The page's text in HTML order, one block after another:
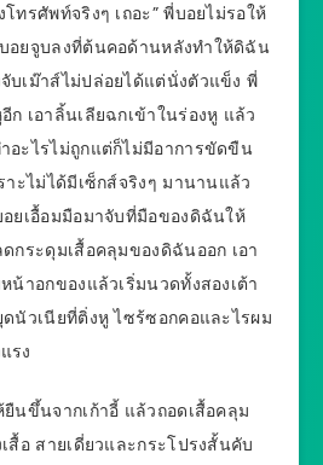
ทรศัพท์จริงๆ เถอะ” พี่บอยไม่รอให้
อยจูบลงที่ต้นคอด้านหลังทำให้ดิฉัน
เม๊าส์ไม่ปล่อยได้แต่นั่งตัวแข็ง พี่
เอาลิ้นเลียฉกเข้าในร่องหู แล้ว
อะไรไม่ถูกแต่ก็ไม่มีอาการขัดขืน
าะไม่ได้มีเซ็กส์จริงๆ มานานแล้ว
ยเอื้อมมือมาจับที่มือของดิฉันให้
กระดุมเสื้อคลุมของดิฉันออก เอา
น้าอกของแล้วเริ่มนวดทั้งสองเต้า
นัวเนียที่ติ่งหู ไซร้ซอกคอและไรผม
รง
นขึ้นจากเก้าอี้ แล้วถอดเสื้อคลุม
สื้อ สายเดี่ยวและกระโปรงสั้นคับ